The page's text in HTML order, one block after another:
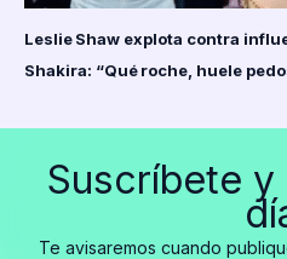
Leslie Shaw explota contra
Shakira: “Qué roche, huele
Suscríbete y
Te avisaremos cuando